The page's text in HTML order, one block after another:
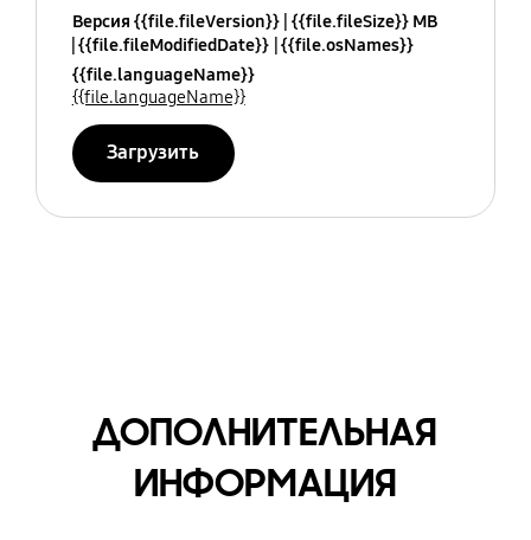
Версия {{file.fileVersion}} {{file.fileSize}} MB
{{file.fileModifiedDate}} {{file.osNames}}
{{file.languageName}}
{{file.languageName}}
Загрузить
ДОПОЛНИТЕЛЬНАЯ
ИНФОРМАЦИЯ